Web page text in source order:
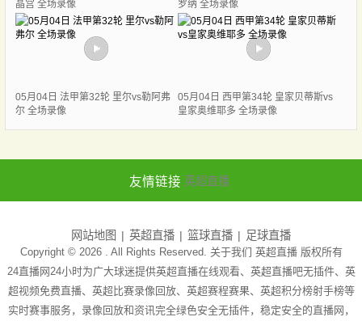
晶宫 全场录像
罗纳 全场录像
05月04日 法甲第32轮 里尔vs勒阿弗
尔 全场录像
05月04日 西甲第34轮 皇家贝蒂斯vs
皇家奥维耶多 全场录像
友情链接 英超直播
网站地图 英超直播 篮球直播 足球直播
Copyright © 2026 . All Rights Reserved. 关于我们 英超直播版权所有
24直播网24小时为广大球迷提供英超直播在线观看、英超直播吧无插件、英
超视频免费直播、英超比赛录像回放、英超赛程赛果、英超积分榜射手榜等
实时赛事服务，录像回放和资讯完全绿色安全无插件，稳定安全的直播网，